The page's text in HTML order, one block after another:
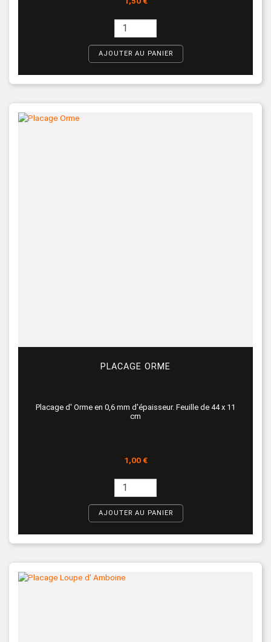
AJOUTER AU PANIER
PLACAGE ORME
Placage d' Orme en 0,6 mm d'épaisseur. Feuille de 44 x 11
cm
Prix
1,00 €
AJOUTER AU PANIER